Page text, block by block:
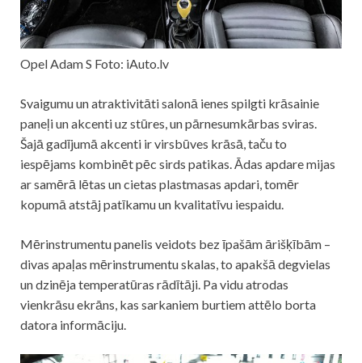
Opel Adam S Foto: iAuto.lv
Svaigumu un atraktivitāti salonā ienes spilgti krāsainie
paneļi un akcenti uz stūres, un pārnesumkārbas sviras.
Šajā gadījumā akcenti ir virsbūves krāsā, taču to
iespējams kombinēt pēc sirds patikas. Ādas apdare mijas
ar samērā lētas un cietas plastmasas apdari, tomēr
kopumā atstāj patīkamu un kvalitatīvu iespaidu.
Mērinstrumentu panelis veidots bez īpašām ārišķībām –
divas apaļas mērinstrumentu skalas, to apakšā degvielas
un dzinēja temperatūras rādītāji. Pa vidu atrodas
vienkrāsu ekrāns, kas sarkaniem burtiem attēlo borta
datora informāciju.